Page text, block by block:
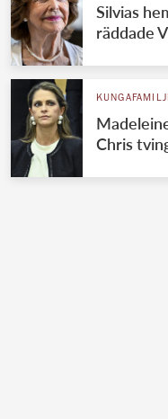
Silvias
räddade
Chris